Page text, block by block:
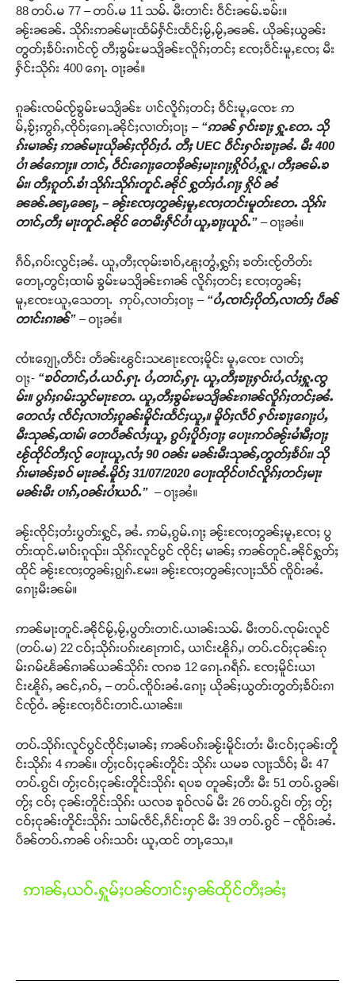
88 တပ်ႉမ 77 – တပ်ႉမ 11 သမ်ႉ မီးတၢင်း ဝဵင်းၼမ်ႉၶမ်း။
ၼႂ်းၼၼ်ႉ သိုၵ်းဢၼ်မႃးထႅမ်ႁႅင်းထႅင်ႈမႂ်ႇမႂ်ႇၼၼ်ႉ ယိုၼ်ႈယွၼ်း
တွတ်ႈၶႅပ်းၵၢင်ၸႂ် တီႈၶွမ်ႊမသျိၼ်ႊလိူၵ်ႈတင်ႈ ၸႄႈဝဵင်းမူႇၸႄႈ မီး
ႁႅင်းသိုၵ်း 400 ၵေႃႉ ဝႃႈၼႆ။
ၵူၼ်းၸမ်ၸႂ်ၶွမ်ႊမသျိၼ်ႊ ပၢင်လိူၵ်ႈတင်ႈ ဝဵင်းမူႇၸေႊ ဢ
မ်ႇၶႂ်ႈဢွၵ်ႇၸိုဝ်ႈၵေႃႉၼိုင်ႈလၢတ်ႈဝႃႈ – “ဢၼ် ႁဝ်းၶႃႈ ႁူႉတႄႉ သို
ၵ်းမၢၼ်ႈ ဢၼ်မႃးယိုၼ်ႈၸိုဝ်ႈဝႆႉ တီႈUEC ဝဵင်းႁဝ်းၶႃႈၼႆႉ မီး 400
ပၢႆ ၼႆဢေႃႈ။ တၢင်ႇ ဝဵင်းၵေႃႈတေၶိုၼ်ႈမႃးၵႃႈႁိုဝ်ပႆႇႁူႉ၊ တီႈၼမ်ႉၶ
မ်း၊ တီႈၵူတ်ႉၶၢႆ သိုၵ်းသိုၵ်းတူင်ႉၼိုင် ႁွတ်ႈဝႆႉၵႃႈ ႁိုဝ် ၼႆ
ၼၼ်ႉၼႃႇၼေႃႇ – ၼႂ်းၸႄႈတွၼ်ႈမူႇၸႄႈတင်းမူတ်းတႄႉ သိုၵ်း
တၢင်ႇတီႈ မႃးတူင်ႉၼိုင် တေမီးႁဵင်ပၢႆ ယူႇၶႃႈယူဝ်ႉ” – ဝႃႈၼႆ။
ၵဵဝ်ႇၵပ်းလွင်ႈၼႆႉ ယူႇတီႈၸုမ်းၶၢဝ်ႇၽူႈတွႆႇႁွၵ်ႈ ၶတ်းၸႂ်တိတ်း
တေႃႇတွင်ႈထၢမ် ၶွမ်ႊမသျိၼ်ႊၵၢၼ် လိူၵ်ႈတင်ႈ ၸႄႈတွၼ်ႈ
မူႇၸႄႊယူႇသေတႃႉ ဢုပ်ႇလၢတ်ႈဝႃႈ – “ပႆႇၸၢင်ႈပိုတ်ႇလၢတ်ႈ ပဵၼ်
တၢင်းၵၢၼ်” – ဝႃႈၼႆ။
ၸၢႆးၵျေႃႇတဵင်း တႅၼ်းၽွင်းသၽႃးၸႄႈမိူင်း မူႇၸေႊ လၢတ်ႈ
ဝႃႈ- “ၶဝ်တၢင်ႇဝႆႉယဝ်ႉႁႃႉ ပႆႇတၢင်ႇႁႃႉ ယူႇတီႈၶႃႈႁဝ်းပႆႇလႆႈႁူႉၸွ
မ်း။ ပွၵ်ႈၵမ်းသွင်မႃးတႄႉ ယူႇတီႈၶွမ်ႊမသျိၼ်ႊၵၢၼ်လိူၵ်ႈတင်ႈၼႆႉ
တေလႆႈ ၸႅင်ႈလၢတ်ႈၵူၼ်းမိူင်းထႅင်ႈယူႇ။ မိူဝ်ႈလဵဝ် ႁဝ်းၶႃႈၵေႃႈပႆႇ
မီးသုၼ်ႇထၢမ်၊ တေပဵၼ်လႆႈယူႇ ၵွပ်ႈပိူဝ်ႈဝႃႈ ပေႃးဢဝ်ၼႂ်းမၢႆမီႈဝႃႈ
ၽႂ်ထိုင်တီႈလႂ် ပေႃးယူႇလႆႈ90 ဝၼ်း မၼ်းမီးသုၼ်ႇတွတ်ႈၶႅပ်း၊ သို
ၵ်းမၢၼ်ႈၶဝ် မႃးၼႆႉမိူဝ်ႈ31/07/2020 ပေႃးထိုင်ပၢင်လိူၵ်ႈတင်ႈမႃး
မၼ်းမီး ပၢၵ်ႇဝၼ်းပၢႆယဝ်ႉ” – ဝႃႈၼႆ။
ၼႂ်းၸိုင်ႈတႆးပွတ်းႁွင်ႇ ၼႆႉ ဢမ်ႇၵွမ်ႉၵႃႈ ၼႂ်းၸႄႈတွၼ်ႈမူႇၸႄႈ ပွ
တ်းထုင်ႉမၢဝ်းၵူၺ်း၊ သိုၵ်းလူင်ပွင် ၸိုင်ႈ မၢၼ်ႈ ဢၼ်တူင်ႉၼိုင်ႁွတ်ႈ
ထိုင် ၼႂ်းၸႄႈတွၼ်ႈၵျွၵ်ႉမႄး၊ ၼႂ်းၸႄႈတွၼ်ႈလႃႈသဵဝ် ၸိူဝ်းၼႆႉ
ၵေႃႈမီးၼမ်။
ဢၼ်မႃးတူင်ႉၼိုင်မႂ်ႇမႂ်ႇပွတ်းတၢင်ႉယၢၼ်းသမ်ႉ မီးတပ်ႉၸုမ်းလူင်
(တပ်ႉမ) 22 ငဝ်ႈသိုၵ်းပၵ်းၽႃဢၢင်ႇ ယၢင်းၽိူၵ်ႇ၊ တပ်ႉငဝ်ႈငုၼ်းၵု
မ်းၵမ်ၽႅၼ်ၵၢၼ်ယၼ်သိုၵ်း ၸၵၶ 12 ၵေႃႉၵရဵၵ်ႉ ၸႄႈမိူင်းယၢ
င်းၽိူၵ်ႇ ၼင်ႇၵဝ်ႇ – တပ်ႉၸိူဝ်းၼႆႉၵေႃႈ ယိုၼ်ႈယွတ်းတွတ်ႈၶႅပ်းၵၢ
င်ၸႂ်ဝႆႉ ၼႂ်းၸႄႈဝဵင်းတၢင်ႉယၢၼ်း။
တပ်ႉသိုၵ်းလူင်ပွင်ၸိုင်ႈမၢၼ်ႈ ဢၼ်ပၵ်းၼႂ်းမိူင်းတႆး မီးငဝ်ႈငုၼ်းတိူ
င်းသိုၵ်း 4 ဢၼ်။ တႂ်ႈငဝ်ႈငုၼ်းတိူင်း သိုၵ်း ယမၶ လႃႈသဵဝ်ႈ မီး 47
တပ်ႉၵွင်၊ တႂ်ႈငဝ်ႈငုၼ်းတိူင်းသိုၵ်း ရပၶ တူၼ်ႈတီး မီး 51 တပ်ႉၵွၼ်၊
တႂ်ႈ ငဝ်ႈ ငုၼ်းတိူင်းသိုၵ်း ယလၶ ၶူဝ်လမ် မီး 26 တပ်ႉၵွင်၊ တႂ်ႈ တႂ်ႈ
ငဝ်ႈငုၼ်းတိူင်းသိုၵ်း သၢမ်ၸဵင်ႇၵဵင်းတုင် မီး 39 တပ်ႉၵွင် – ၸိူဝ်းၼႆႉ
ပဵၼ်တပ်ႉဢၼ် ပၵ်းသဝ်း ယူႇထင် တႃႇသေႇ။
ဢၢၼ်ႇယဝ်ႉႁူမ်ႈပၼ်တၢင်းႁၼ်ထိုင်တီႈၼႆႈ